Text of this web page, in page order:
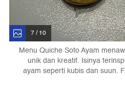
7 / 10
Menu Quiche Soto Ayam
unik dan kreatif. Isinya
ayam seperti kubis dan suun.